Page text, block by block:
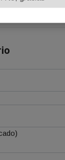
primero en